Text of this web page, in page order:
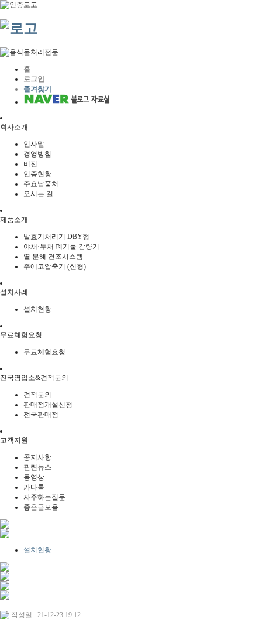
홈
로그인
즐겨찾기
회사소개
인사말
경영방침
비전
인증현황
주요납품처
오시는 길
제품소개
발효기처리기 DBY형
야채·두채 폐기물 감량기
열 분해 건조시스템
주에코압축기 (신형)
설치사례
설치현황
무료체험요청
무료체험요청
전국영업소&견적문의
견적문의
판매점개설신청
전국판매점
고객지원
공지사항
관련뉴스
동영상
카다록
자주하는질문
좋은글모음
설치현황
작성일 : 21-12-23 19:12